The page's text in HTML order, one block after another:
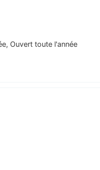
Ouvert toute l'année